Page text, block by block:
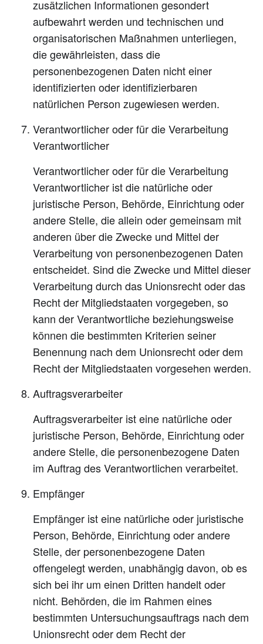
zusätzlichen Informationen gesondert
aufbewahrt werden und technischen und
organisatorischen Maßnahmen unterliegen,
die gewährleisten, dass die
personenbezogenen Daten nicht einer
identifizierten oder identifizierbaren
natürlichen Person zugewiesen werden.
Verantwortlicher oder für die Verarbeitung
Verantwortlicher
Verantwortlicher oder für die Verarbeitung
Verantwortlicher ist die natürliche oder
juristische Person, Behörde, Einrichtung oder
andere Stelle, die allein oder gemeinsam mit
anderen über die Zwecke und Mittel der
Verarbeitung von personenbezogenen Daten
entscheidet. Sind die Zwecke und Mittel dieser
Verarbeitung durch das Unionsrecht oder das
Recht der Mitgliedstaaten vorgegeben, so
kann der Verantwortliche beziehungsweise
können die bestimmten Kriterien seiner
Benennung nach dem Unionsrecht oder dem
Recht der Mitgliedstaaten vorgesehen werden.
Auftragsverarbeiter
Auftragsverarbeiter ist eine natürliche oder
juristische Person, Behörde, Einrichtung oder
andere Stelle, die personenbezogene Daten
im Auftrag des Verantwortlichen verarbeitet.
Empfänger
Empfänger ist eine natürliche oder juristische
Person, Behörde, Einrichtung oder andere
Stelle, der personenbezogene Daten
offengelegt werden, unabhängig davon, ob es
sich bei ihr um einen Dritten handelt oder
nicht. Behörden, die im Rahmen eines
bestimmten Untersuchungsauftrags nach dem
Unionsrecht oder dem Recht der